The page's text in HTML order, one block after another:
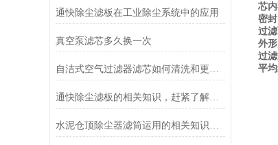
通快除尘滤板在工业除尘系统中的应用
真空泵滤芯多久换一次
自洁式空气过滤器滤芯如何清洗和更换？
通快除尘滤板的相关知识，赶紧了解一下
水泥仓顶除尘器滤筒运用的相关知识有必要学习下
芯
密
过
外
过滤
平